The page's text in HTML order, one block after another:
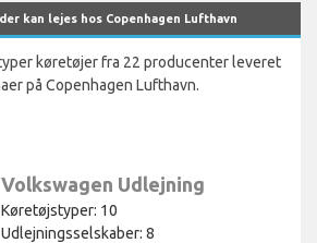
kan lejes hos Copenhagen Lufthavn
køretøjer fra 22 producenter leveret
på Copenhagen Lufthavn.
Volkswagen Udlejning
Køretøjstyper: 10
Udlejningsselskaber: 8